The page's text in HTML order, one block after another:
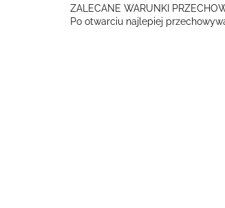
ZALECANE WARUNKI
Po otwarciu najlepiej